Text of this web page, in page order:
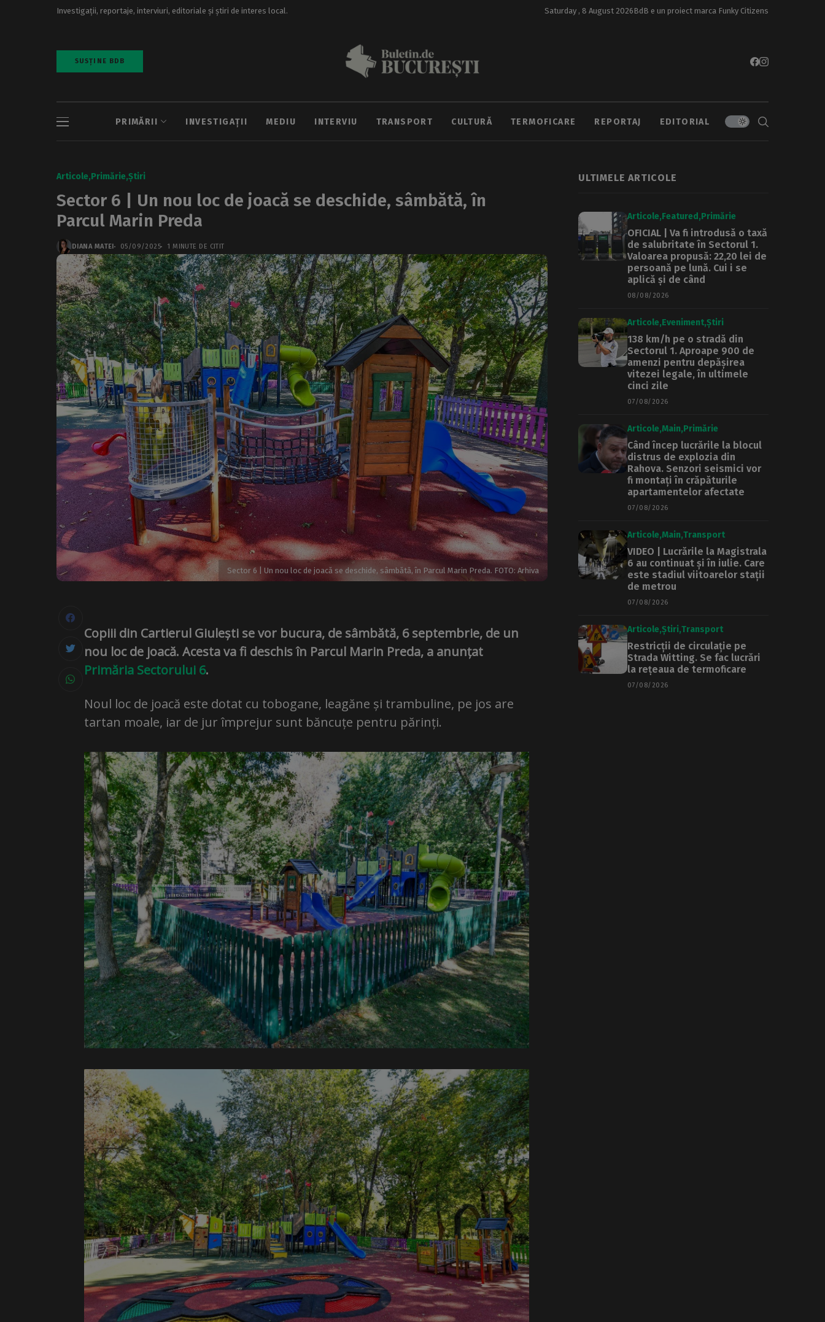
Investigații, reportaje, interviuri, editoriale și știri de interes local. Saturday , 8 August 2026BdB e un proiect marca Funky Citizens
SUSȚINE BDB
PRIMĂRII INVESTIGAȚII MEDIU INTERVIU TRANSPORT CULTURĂ TERMOFICARE REPORTAJ EDITORIAL
Articole Primărie Știri
Sector 6 | Un nou loc de joacă se deschide, sâmbătă, în
Parcul Marin Preda
DIANA MATEI 05/09/2025 1 MINUTE DE CITIT
Sector 6 | Un nou loc de joacă se deschide, sâmbătă, în Parcul Marin Preda. FOTO: Arhiva
Copiii din Cartierul Giulești se vor bucura, de sâmbătă, 6 septembrie, de un
nou loc de joacă. Acesta va fi deschis în Parcul Marin Preda, a anunțat
Primăria Sectorului 6.
Noul loc de joacă este dotat cu tobogane, leagăne și trambuline, pe jos are
tartan moale, iar de jur împrejur sunt băncuțe pentru părinți.
ULTIMELE ARTICOLE
Articole Featured Primărie
OFICIAL | Va fi introdusă o taxă
de salubritate în Sectorul 1.
Valoarea propusă: 22,20 lei de
persoană pe lună. Cui i se
aplică și de când
08/08/2026
Articole Eveniment Știri
138 km/h pe o stradă din
Sectorul 1. Aproape 900 de
amenzi pentru depășirea
vitezei legale, în ultimele
cinci zile
07/08/2026
Articole Main Primărie
Când încep lucrările la blocul
distrus de explozia din
Rahova. Senzori seismici vor
fi montați în crăpăturile
apartamentelor afectate
07/08/2026
Articole Main Transport
VIDEO | Lucrările la Magistrala
6 au continuat și în iulie. Care
este stadiul viitoarelor stații
de metrou
07/08/2026
Articole Știri Transport
Restricții de circulație pe
Strada Witting. Se fac lucrări
la rețeaua de termoficare
07/08/2026